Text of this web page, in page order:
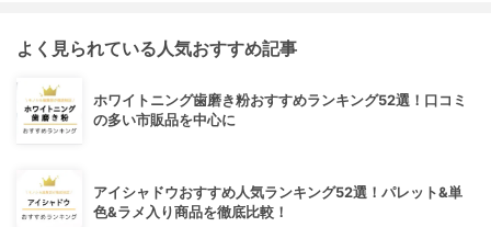
よく見られている人気おすすめ記事
ホワイトニング歯磨き粉おすすめランキング52選！口コミ
の多い市販品を中心に
アイシャドウおすすめ人気ランキング52選！パレット&単
色&ラメ入り商品を徹底比較！